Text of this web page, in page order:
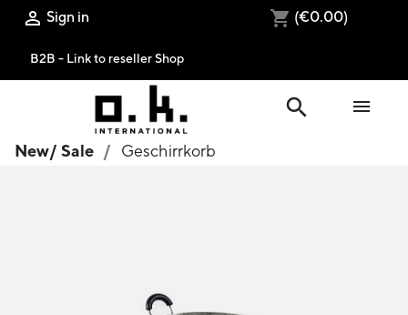
 Sign in shopping_cart (€0.00)
B2B - Link to reseller Shop
search 
New/ Sale Geschirrkorb